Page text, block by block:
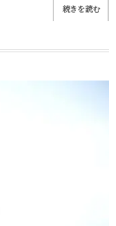
続きを読む